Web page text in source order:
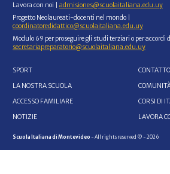
Lavora con noi | admisiones@scuolaitaliana.edu.uy
Progetto Neolaureati-docenti nel mondo |
coordinatoredidattico@scuolaitaliana.edu.uy
Modulo 69 per proseguire gli studi terziari o per accordi
secretariapreparatorio@scuolaitaliana.edu.uy
SPORT
LA NOSTRA SCUOLA
ACCESSO FAMILIARE
NOTIZIE
CONTATTO
CORSI DI
LAVORA
Scuola Italiana di Montevideo - All rights reserved © - 2026